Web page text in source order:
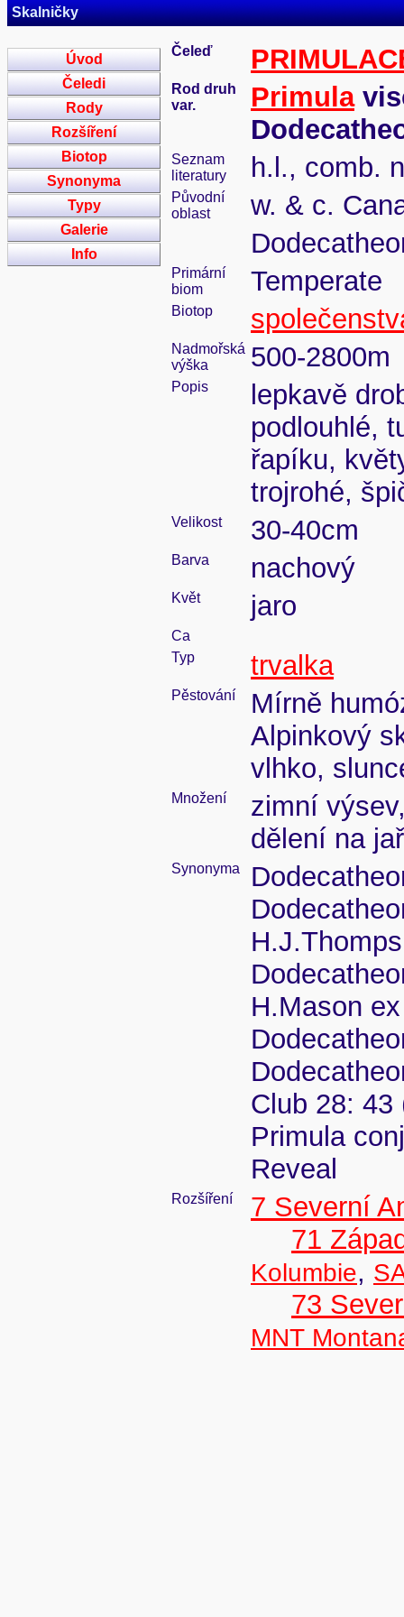
Skalničky
Úvod
Čeledi
Rody
Rozšíření
Biotop
Synonyma
Typy
Galerie
Info
Čeleď
Rod druh
var.
Primula
Seznam
literatury
h.l., comb.
Původní
oblast
w. & c.
Primární
biom
Temperate
Biotop
Nadmořská
výška
500-2800m
Popis
lepkavě
podlouhlé,
řapíku,
trojrohé,
Velikost 30-40cm
Barva nachový
Květ jaro
Ca
Typ
trvalka
Pěstování
Mírně
Alpinkový
vlhko,
Množení
zimní
dělení na
Synonyma
H.Mason
Club 28: 43
Primula
Reveal
Rozšíření
7 Severní
71
Kolumbie,
73
MNT